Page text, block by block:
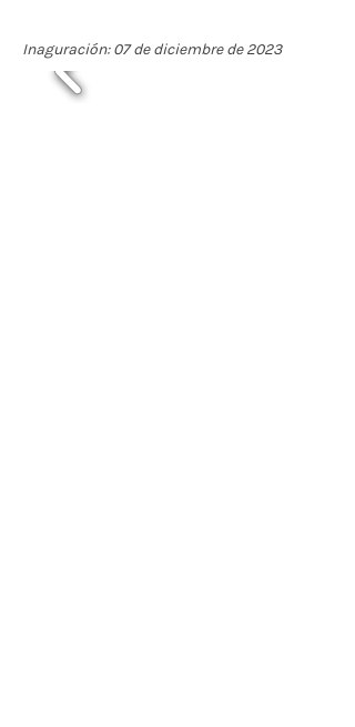
Inaguración: 07 de diciembre de 2023